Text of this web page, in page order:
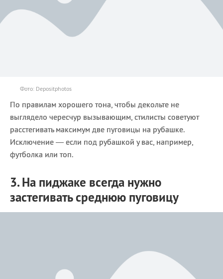
Фото: Depositphotos
По правилам хорошего тона, чтобы декольте не
выглядело чересчур вызывающим, стилисты советуют
расстегивать максимум две пуговицы на рубашке.
Исключение — если под рубашкой у вас, например,
футболка или топ.
3. На пиджаке всегда нужно
застегивать среднюю пуговицу